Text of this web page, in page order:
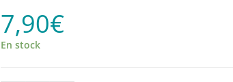
7,90€
En stock